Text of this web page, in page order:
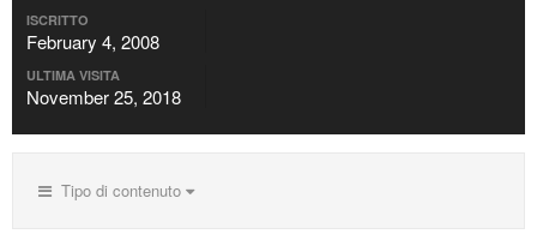
ISCRITTO
February 4, 2008
ULTIMA VISITA
November 25, 2018
Tipo di contenuto